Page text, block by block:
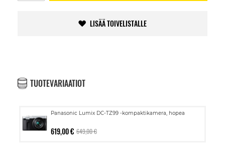
LISÄÄ TOIVELISTALLE
TUOTEVARIAATIOT
Panasonic Lumix DC-TZ99 -kompaktikamera, hopea
619,00 € 649,00 €